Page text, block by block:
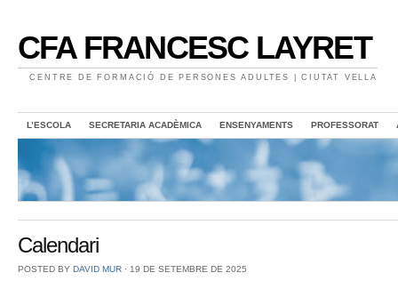
CFA FRANCESC LAYRET
CENTRE DE FORMACIÓ DE PERSONES ADULTES | CIUTAT VELLA
L’ESCOLA SECRETARIA ACADÈMICA ENSENYAMENTS PROFESSORAT
Calendari
POSTED BY DAVID MUR ⋅ 19 DE SETEMBRE DE 2025